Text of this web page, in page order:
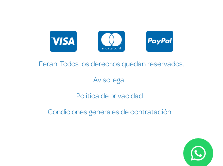
Feran. Todos los derechos quedan reservados.
Aviso legal
Política de privacidad
Condiciones generales de contratación